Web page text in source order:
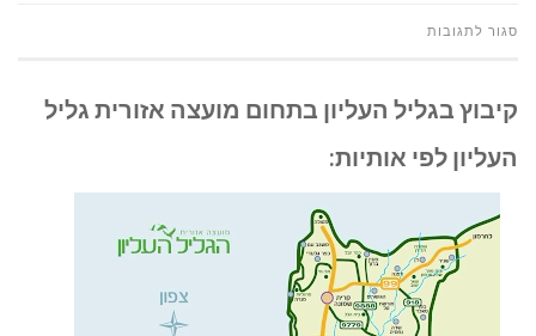
סגור לתגובותעל
–
קיבוצים
קיבוץ בגליל העליון בתחום מועצה אזורית גליל
העליון לפי אותיות: